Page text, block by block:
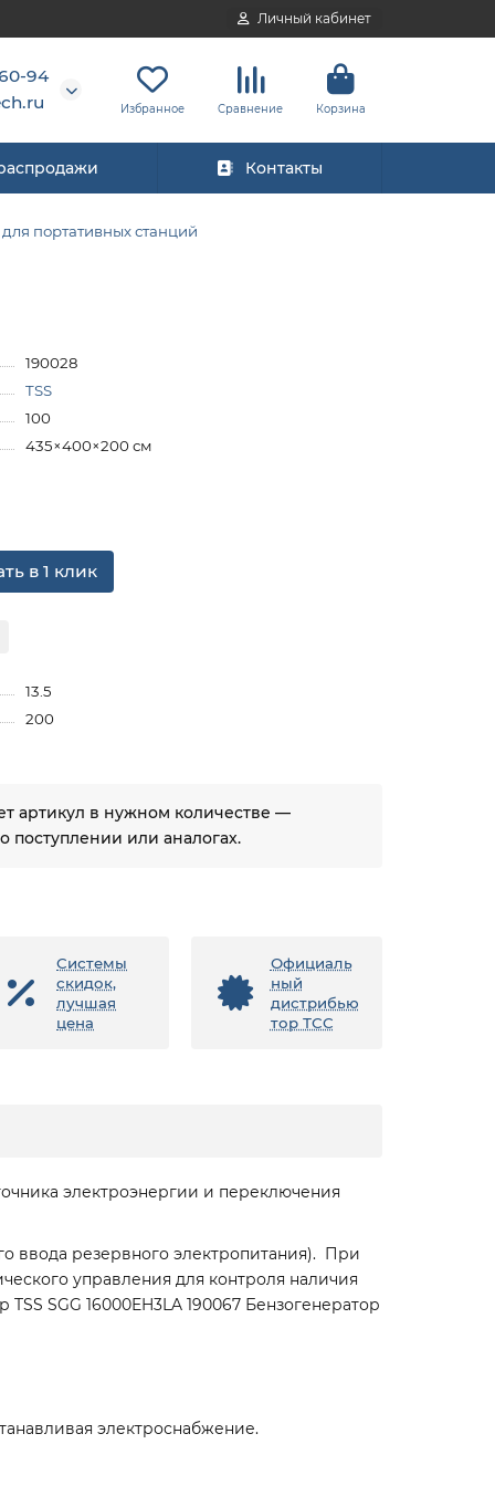
Личный кабинет
94
Избранное Сравнение Корзина
Контакты
портативных станций
190028
TSS
100
435×400×200 см
в 1 клик
13.5
200
артикул в нужном количестве —
или аналогах.
Системы
скидок,
лучшая
цена
Официаль
ный
дистрибью
тор ТСС
электроэнергии и переключения
ввода резервного электропитания). При
управления для контроля наличия
SGG 16000EH3LA 190067 Бензогенератор
электроснабжение.